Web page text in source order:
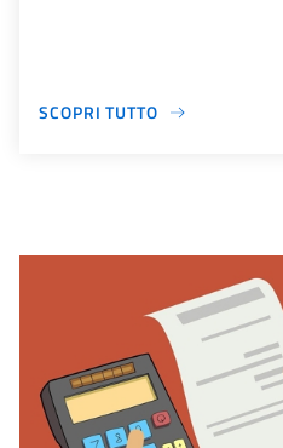
SCOPRI TUTTO